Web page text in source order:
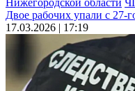
Нижегородской области
Двое рабочих упали с 27-
17.03.2026 | 17:19